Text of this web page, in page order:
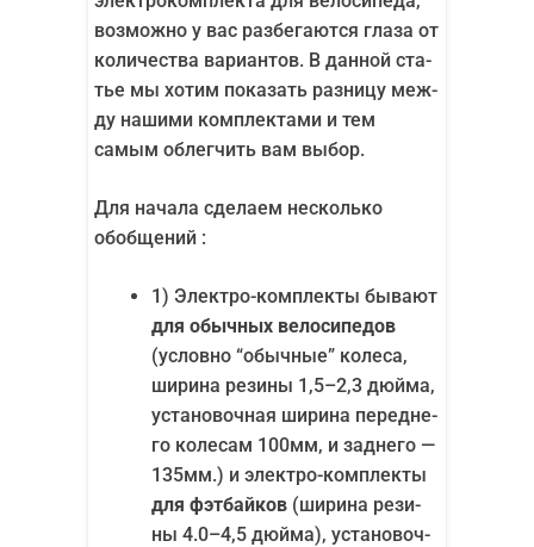
воз­мож­но у вас раз­бе­га­ют­ся гла­за от
коли­че­ства вари­ан­тов. В дан­ной ста­
тье мы хотим пока­зать раз­ни­цу меж­
ду наши­ми ком­плек­та­ми и тем
самым облег­чить вам выбор.
Для нача­ла сде­ла­ем несколь­ко
обобщений :
1) Элек­тро-ком­плек­ты быва­ют
для обыч­ных вело­си­пе­дов
(услов­но “обыч­ные” коле­са,
шири­на рези­ны 1,5–2,3 дюй­ма,
уста­но­воч­ная шири­на перед­не­
го коле­сам 100мм, и зад­не­го —
135мм.) и элек­тро-ком­плек­ты
для фэт­бай­ков (шири­на рези­
ны 4.0–4,5 дюй­ма), уста­но­воч­